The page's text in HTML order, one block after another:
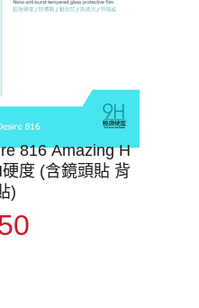
816 Amazing H
度 (含鏡頭貼 背
)